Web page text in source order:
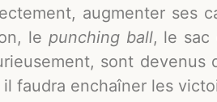
augmenter ses
le punching ball, le sac
sont devenus
faudra enchaîner les